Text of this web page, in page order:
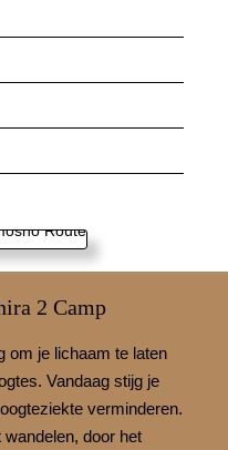
2 Camp
om je lichaam te laten
Vandaag stijg je
verminderen.
door het